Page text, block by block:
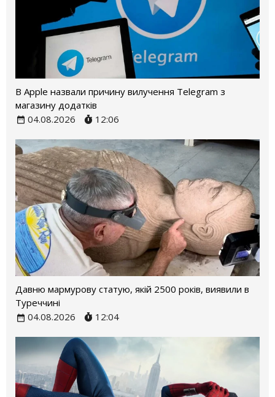
В Apple назвали причину вилучення Telegram з
магазину додатків
04.08.2026
12:06
Давню мармурову статую, якій 2500 років, виявили в
Туреччині
04.08.2026
12:04